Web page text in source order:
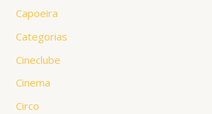
Capoeira
Categorias
Cineclube
Cinema
Circo